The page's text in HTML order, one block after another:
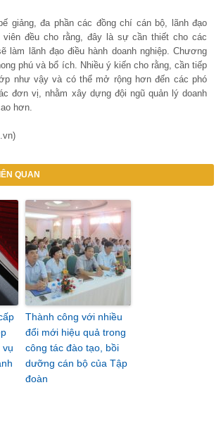
giảng, đa phần các đồng chí cán bộ, lãnh đạo
viên đều cho rằng, đây là sự cần thiết cho các
làm lãnh đạo điều hành doanh nghiệp. Chương
phú và bổ ích. Nhiều ý kiến cho rằng, cần tiếp
như vậy và có thể mở rộng hơn đến các phó
đơn vị, nhằm xây dựng đội ngũ quản lý doanh
hơn.
QUAN
vụ
Thành công với nhiều
đổi mới hiệu quả trong
công tác đào tạo, bồi
dưỡng cán bộ của Tập
đoàn